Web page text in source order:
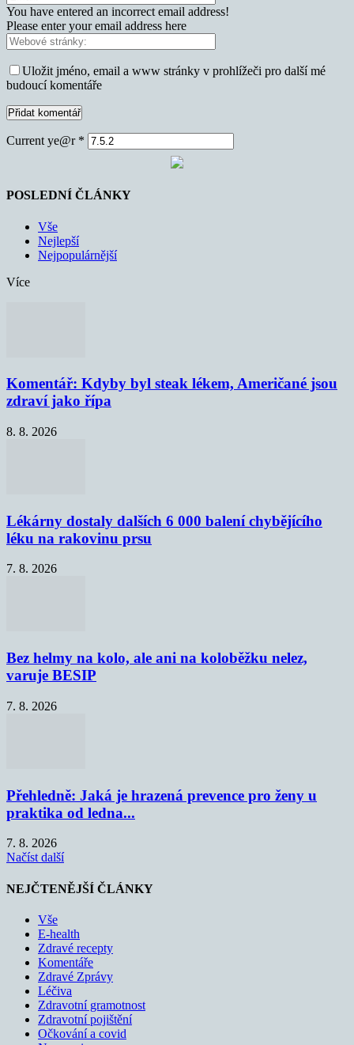
You have entered an incorrect email address!
Please enter your email address here
Uložit jméno, email a www stránky v prohlížeči pro další mé
budoucí komentáře
Current ye@r *
POSLEDNÍ ČLÁNKY
Vše
Nejlepší
Nejpopulárnější
Více
Komentář: Kdyby byl steak lékem, Američané jsou
zdraví jako řípa
8. 8. 2026
Lékárny dostaly dalších 6 000 balení chybějícího
léku na rakovinu prsu
7. 8. 2026
Bez helmy na kolo, ale ani na koloběžku nelez,
varuje BESIP
7. 8. 2026
Přehledně: Jaká je hrazená prevence pro ženy u
praktika od ledna...
7. 8. 2026
Načíst další
NEJČTENĚJŠÍ ČLÁNKY
Vše
E-health
Zdravé recepty
Komentáře
Zdravé Zprávy
Léčiva
Zdravotní gramotnost
Zdravotní pojištění
Očkování a covid